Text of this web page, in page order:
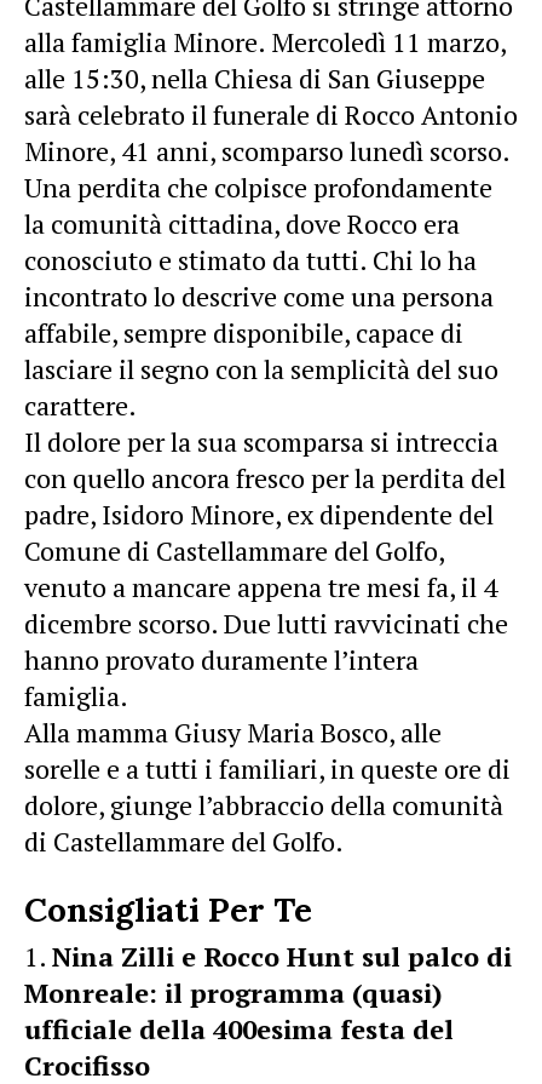
alla famiglia Minore. Mercoledì 11 marzo,
alle 15:30, nella Chiesa di San Giuseppe
sarà celebrato il funerale di Rocco Antonio
Minore, 41 anni, scomparso lunedì scorso.
Una perdita che colpisce profondamente
la comunità cittadina, dove Rocco era
conosciuto e stimato da tutti. Chi lo ha
incontrato lo descrive come una persona
affabile, sempre disponibile, capace di
lasciare il segno con la semplicità del suo
carattere.
Il dolore per la sua scomparsa si intreccia
con quello ancora fresco per la perdita del
padre, Isidoro Minore, ex dipendente del
Comune di Castellammare del Golfo,
venuto a mancare appena tre mesi fa, il 4
dicembre scorso. Due lutti ravvicinati che
hanno provato duramente l’intera
famiglia.
Alla mamma Giusy Maria Bosco, alle
sorelle e a tutti i familiari, in queste ore di
dolore, giunge l’abbraccio della comunità
di Castellammare del Golfo.
Consigliati Per Te
Nina Zilli e Rocco Hunt sul palco di
Monreale: il programma (quasi)
ufficiale della 400esima festa del
Crocifisso